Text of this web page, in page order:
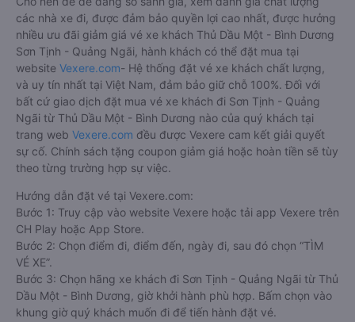
các nhà xe đi, được đảm bảo quyền lợi cao nhất, được hưởng
nhiều ưu đãi giảm giá vé xe khách Thủ Dầu Một - Bình Dương
Sơn Tịnh - Quảng Ngãi, hành khách có thể đặt mua tại
website Vexere.com- Hệ thống đặt vé xe khách chất lượng,
và uy tín nhất tại Việt Nam, đảm bảo giữ chỗ 100%. Đối với
bất cứ giao dịch đặt mua vé xe khách đi Sơn Tịnh - Quảng
Ngãi từ Thủ Dầu Một - Bình Dương nào của quý khách tại
trang web Vexere.com đều được Vexere cam kết giải quyết
sự cố. Chính sách tặng coupon giảm giá hoặc hoàn tiền sẽ tùy
theo từng trường hợp sự việc.
Hướng dẫn đặt vé tại Vexere.com:
Bước 1: Truy cập vào website Vexere hoặc tải app Vexere trên
CH Play hoặc App Store.
Bước 2: Chọn điểm đi, điểm đến, ngày đi, sau đó chọn “TÌM
VÉ XE”.
Bước 3: Chọn hãng xe khách đi Sơn Tịnh - Quảng Ngãi từ Thủ
Dầu Một - Bình Dương, giờ khởi hành phù hợp. Bấm chọn vào
khung giờ quý khách muốn đi để tiến hành đặt vé.